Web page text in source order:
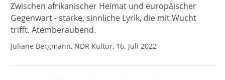
Zwischen afrikanischer Heimat und europäischer
Gegenwart - starke, sinnliche Lyrik, die mit Wucht
trifft. Atemberaubend.
Juliane Bergmann, NDR Kultur, 16. Juli 2022